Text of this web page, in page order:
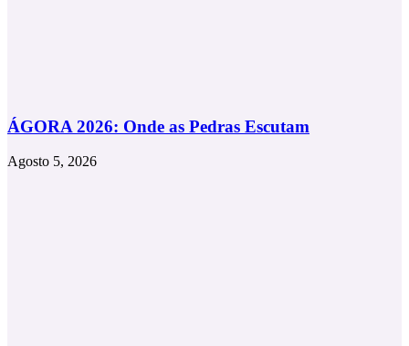
ÁGORA 2026: Onde as Pedras Escutam
Agosto 5, 2026